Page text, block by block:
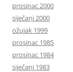
prosinac 2000
siječanj 2000
ožujak 1999
prosinac 1985
prosinac 1984
siječanj 1983